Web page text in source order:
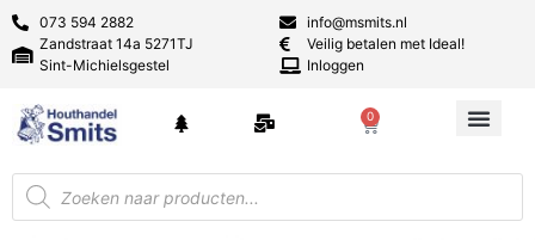
073 594 2882
Zandstraat 14a 5271TJ
Sint-Michielsgestel
info@msmits.nl
Veilig betalen met Ideal!
Inloggen
0